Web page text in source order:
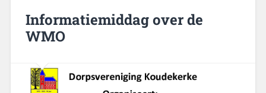
Informatiemiddag over de
WMO